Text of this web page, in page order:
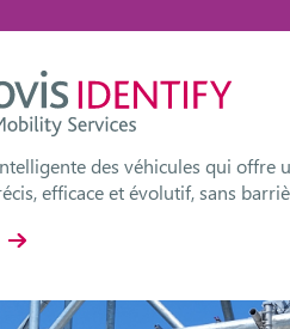
des véhicules qui offre
efficace et évolutif, sans